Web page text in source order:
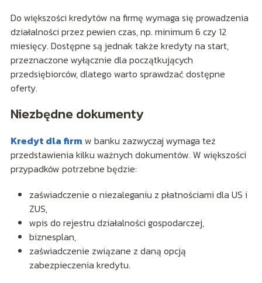
Do większości kredytów na firmę wymaga się prowadzenia
działalności przez pewien czas, np. minimum 6 czy 12
miesięcy. Dostępne są jednak także kredyty na start,
przeznaczone wyłącznie dla początkujących
przedsiębiorców, dlatego warto sprawdzać dostępne
oferty.
Niezbędne dokumenty
Kredyt dla firm w banku zazwyczaj wymaga też
przedstawienia kilku ważnych dokumentów. W większości
przypadków potrzebne będzie:
zaświadczenie o niezaleganiu z płatnościami dla US i
ZUS,
wpis do rejestru działalności gospodarczej,
biznesplan,
zaświadczenie związane z daną opcją
zabezpieczenia kredytu.